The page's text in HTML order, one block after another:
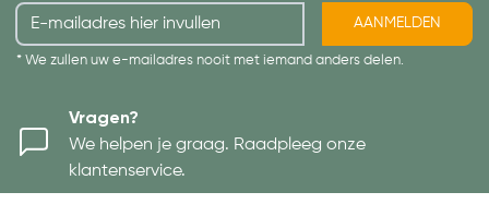
AANMELDEN
* We zullen uw e-mailadres nooit met iemand anders delen.
Vragen?
We helpen je graag. Raadpleeg onze
klantenservice.